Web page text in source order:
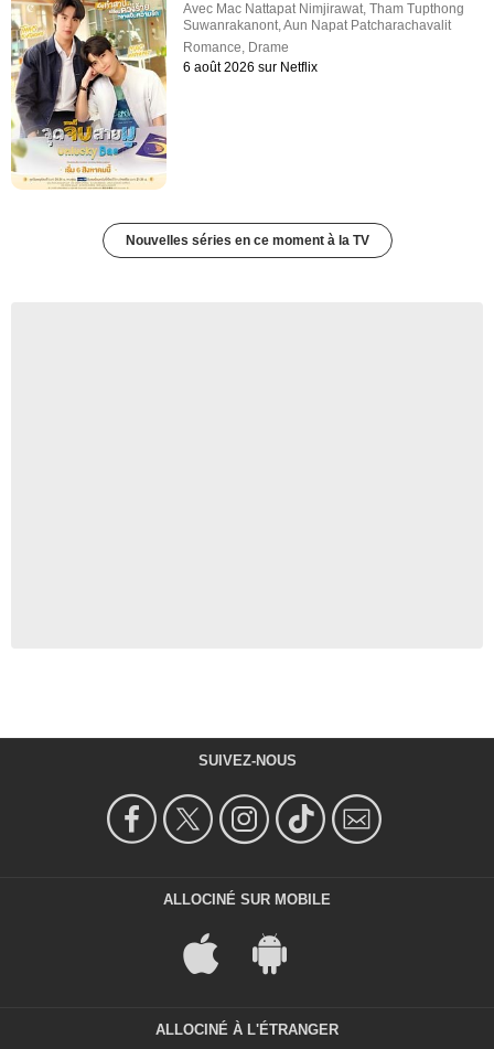
Avec Mac Nattapat Nimjirawat,Tham Tupthong
Suwanrakanont,Aun Napat Patcharachavalit
Romance, Drame
6 août 2026 sur Netflix
Nouvelles séries en ce moment à la TV
SUIVEZ-NOUS
ALLOCINÉ SUR MOBILE
ALLOCINÉ À L'ÉTRANGER